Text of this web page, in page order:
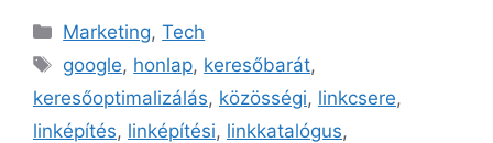
Kategória
Marketing,Tech
Címkék
google, honlap, keresőbarát,
keresőoptimalizálás, közösségi, linkcsere,
linképítés, linképítési, linkkatalógus,